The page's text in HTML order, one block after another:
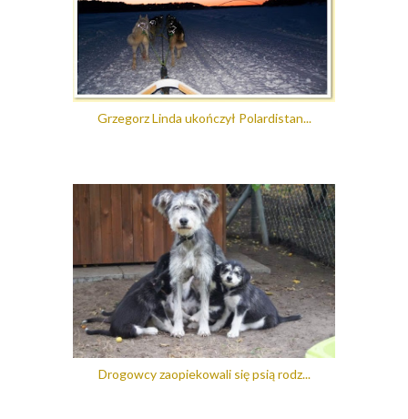
Grzegorz Linda ukończył Polardistan...
Drogowcy zaopiekowali się psią rodz...